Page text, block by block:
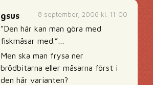
8 september, 2006 kl. 11:00
gsus
”Den här kan man göra med
fiskmåsar med.”…
Men ska man frysa ner
brödbitarna eller måsarna först i
den här varianten?